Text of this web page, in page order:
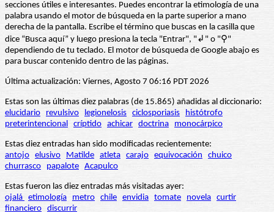
secciones útiles e interesantes. Puedes encontrar la etimología de una
palabra usando el motor de búsqueda en la parte superior a mano
derecha de la pantalla. Escribe el término que buscas en la casilla que
dice “Busca aquí” y luego presiona la tecla "Entrar", "↲" o "⚲"
dependiendo de tu teclado. El motor de búsqueda de Google abajo es
para buscar contenido dentro de las páginas.
Última actualización: Viernes, Agosto 7 06:16 PDT 2026
Estas son las últimas diez palabras (de 15.865) añadidas al diccionario:
elucidario
revulsivo legionelosis ciclosporiasis
histótrofo
preterintencional críptido achicar doctrina monocárpico
Estas diez entradas han sido modificadas recientemente:
antojo elusivo Matilde atleta carajo equivocación
chuico
churrasco
papalote Acapulco
Estas fueron las diez entradas más visitadas ayer:
ojalá etimología metro chile envidia tomate novela curtir
financiero discurrir